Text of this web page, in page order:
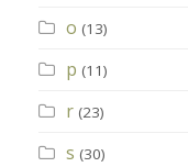
o (13)
p (11)
r (23)
s (30)